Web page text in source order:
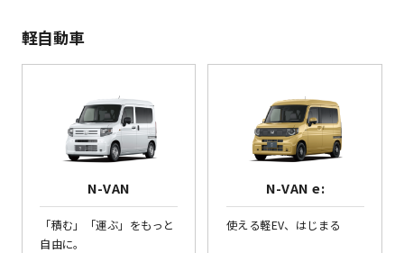
軽自動車
N-VAN
「積む」「運ぶ」をもっと
自由に。
N-VAN e:
使える軽EV、はじまる